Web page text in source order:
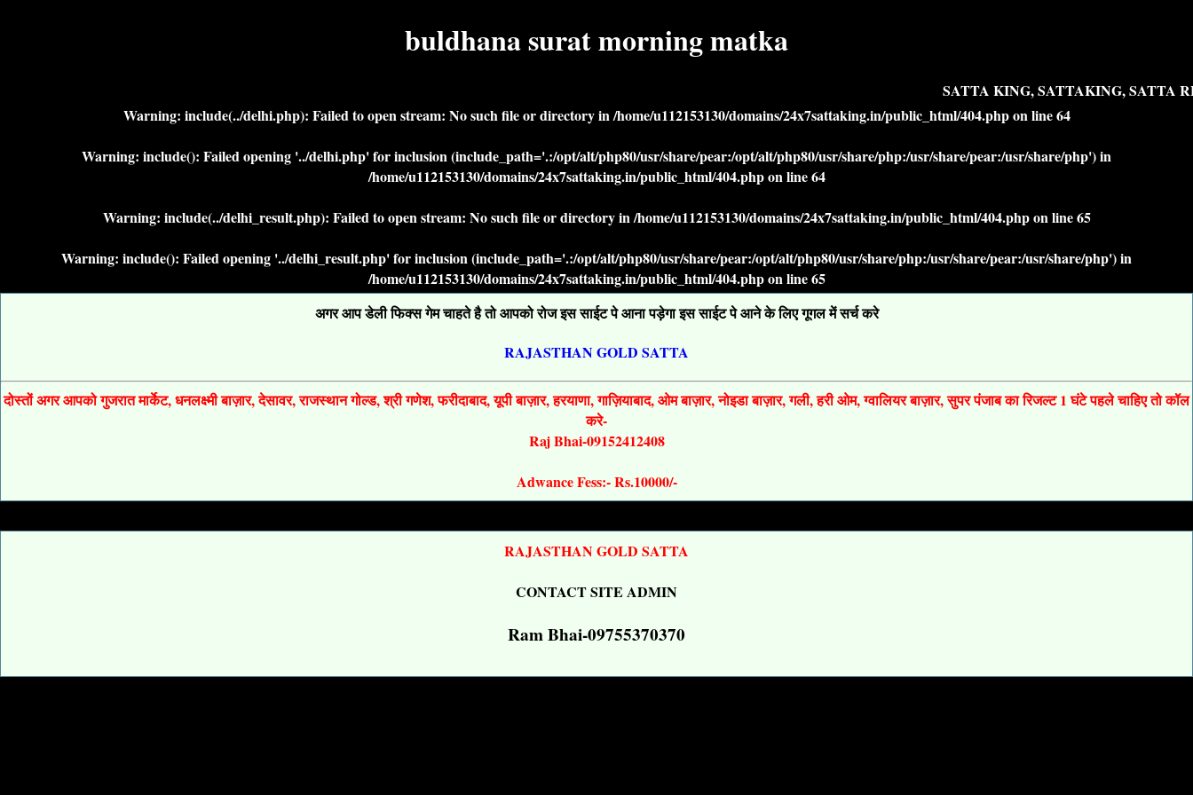
buldhana surat morning matka
SATTA KING, SATTAKING, SATTA
Warning: include(../delhi.php): Failed to open stream: No such file or directory in/home/u112153130/domains/24x7sattaking.in/public_html/404.phpon line64
Warning: include(): Failed opening '../delhi.php' for inclusion (include_path='.:/opt/alt/php80/usr/share/pear:/opt/alt/php80/usr/share/php:/usr/share/pear:/usr/share/php') in
/home/u112153130/domains/24x7sattaking.in/public_html/404.phpon line64
Warning: include(../delhi_result.php): Failed to open stream: No such file or directory in/home/u112153130/domains/24x7sattaking.in/public_html/404.phpon line65
Warning: include(): Failed opening '../delhi_result.php' for inclusion (include_path='.:/opt/alt/php80/usr/share/pear:/opt/alt/php80/usr/share/php:/usr/share/pear:/usr/share/php') in
/home/u112153130/domains/24x7sattaking.in/public_html/404.phpon line65
अगर आप डेली फिक्स गेम चाहते है तो आपको रोज इस साईट पे आना पड़ेगा इस साईट पे आने के लिए गूगल में सर्च करे
RAJASTHAN GOLD SATTA
दोस्तों अगर आपको गुजरात मार्केट, धनलक्ष्मी बाज़ार, देसावर, राजस्थान गोल्ड, श्री गणेश, फरीदाबाद, यूपी बाज़ार, हरयाणा, गाज़ियाबाद, ओम बाज़ार, नोइडा बाज़ार, गली, हरी ओम, ग्वालियर बाज़ार, सुपर पंजाब का रिजल्ट 1 घंटे पहले चाहिए तो कॉल
करे-
Raj Bhai-09152412408
Adwance Fess:- Rs.10000/-
RAJASTHAN GOLD SATTA
CONTACT SITE ADMIN
Ram Bhai-09755370370